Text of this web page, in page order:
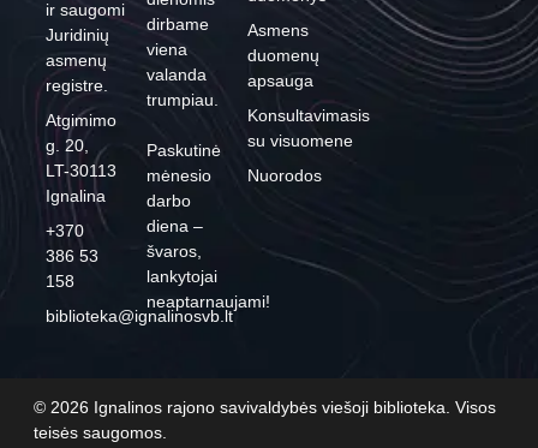
ir saugomi
Juridinių
asmenų
registre.
Atgimimo
g. 20,
LT-30113
Ignalina
+370
386 53
158
biblioteka@ignalinosvb.lt
dirbame
viena
valanda
trumpiau.
Paskutinė
mėnesio
darbo
diena –
švaros,
lankytojai
neaptarnaujami!
Asmens
duomenų
apsauga
Konsultavimasis
su visuomene
Nuorodos
© 2026 Ignalinos rajono savivaldybės viešoji biblioteka. Visos
teisės saugomos.